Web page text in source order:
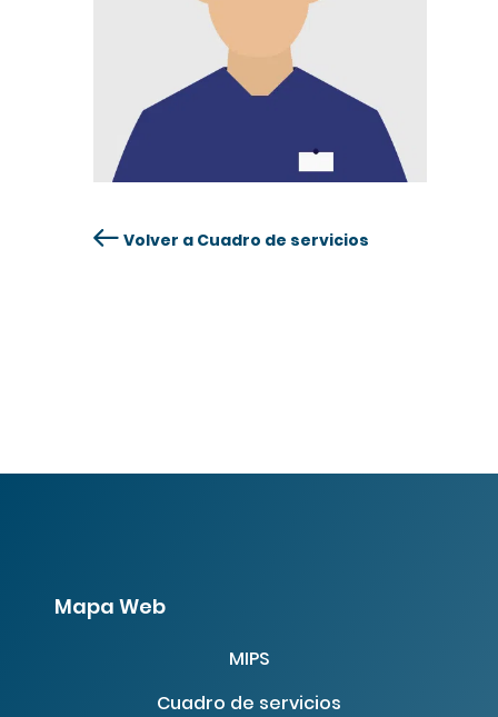
Volver a Cuadro de servicios
Mapa Web
MIPS
Cuadro de servicios